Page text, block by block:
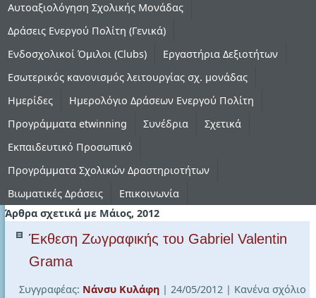
Αυτοαξιολόγηση Σχολικής Μονάδας
Δράσεις Ενεργού Πολίτη (Γενικά)
Ενδοσχολικοί Όμιλοι (Clubs)
Εργαστήρια Δεξιοτήτων
Εσωτερικός κανονισμός λειτουργίας σχ. μονάδας
Ημερίδες
Ημερολόγιο Δράσεων Ενεργού Πολίτη
Προγράμματα etwinning
Συνέδρια
Σχετικά
Εκπαιδευτικό Προσωπικό
Προγράμματα Σχολικών Δραστηριοτήτων
Βιωματικές Δράσεις
Επικοινωνία
Άρθρα σχετικά με Μάιος, 2012
Έκθεση Ζωγραφικής του Gabriel Valentin
Grama
Συγγραφέας: Νάνσυ Κυλάφη | 24/05/2012 | Κανένα σχόλιο